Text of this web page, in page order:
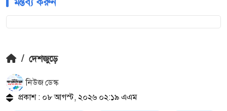
/ দেশজুড়ে
নিউজ ডেস্ক
প্রকাশ : ০৮ আগস্ট, ২০২৬ ০২:১৯ এএম